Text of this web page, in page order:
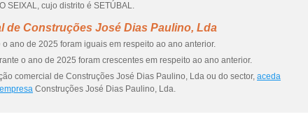
SEIXAL, cujo distrito é SETÚBAL.
de Construções José Dias Paulino, Lda
ano de 2025 foram iguais em respeito ao ano anterior.
o ano de 2025 foram crescentes em respeito ao ano anterior.
comercial de Construções José Dias Paulino, Lda ou do sector, aceda
Construções José Dias Paulino, Lda.